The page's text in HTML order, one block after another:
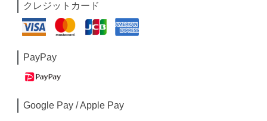
クレジットカード
PayPay
Google Pay / Apple Pay